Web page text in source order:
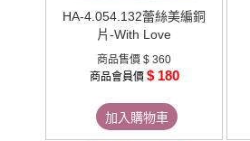
HA-4.054.132蕾絲美編銅
片-With Love
商品售價 $ 360
商品會員價 $ 180
加入購物車